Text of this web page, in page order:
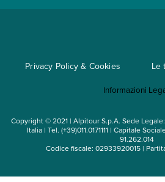
Mappa del sito
Privacy Policy & Cookies Le
Informazioni
Copyright © 2021 | Alpitour S.p.A. Sede
Italia | Tel. (+39)011.0171111 | Capitale
91.262.014
Codice fiscale: 02933920015 |